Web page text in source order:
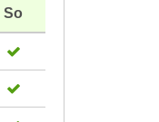
So